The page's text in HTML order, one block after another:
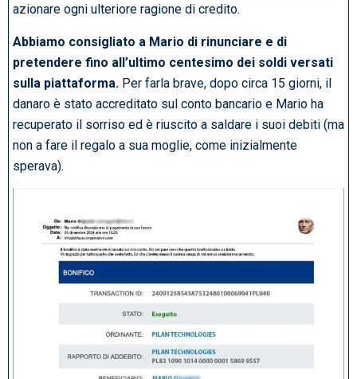
azionare ogni ulteriore ragione di credito.
Abbiamo consigliato a Mario di rinunciare e di
pretendere fino all’ultimo centesimo dei soldi versati
sulla piattaforma. Per farla brave, dopo circa 15 giorni, il
danaro è stato accreditato sul conto bancario e Mario ha
recuperato il sorriso ed è riuscito a saldare i suoi debiti (ma
non a fare il regalo a sua moglie, come inizialmente
sperava).